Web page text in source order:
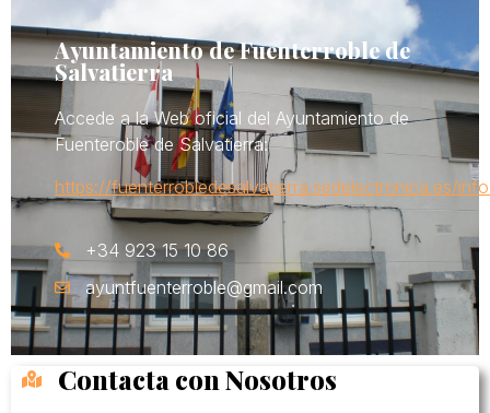
Ayuntamiento de Fuenterroble de
Salvatierra
Accede a la Web oficial del Ayuntamiento de
Fuenteroble de Salvatierra:
https://fuenterrobledesalvatierra.sedelectronica.es/
+34 923 15 10 86
ayuntfuenterroble@gmail.com
Contacta con Nosotros